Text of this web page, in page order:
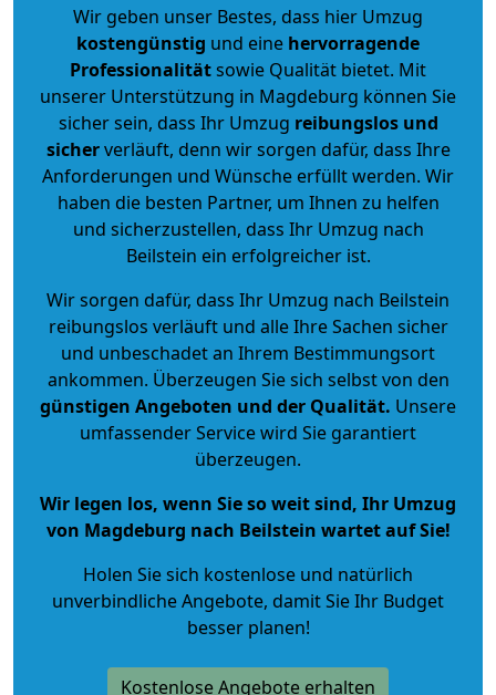
Wir geben unser Bestes, dass hier Umzug
kostengünstig und eine hervorragende
Professionalitätsowie Qualität bietet. Mit
unserer Unterstützung in Magdeburg können Sie
sicher sein, dass Ihr Umzug reibungslos und
sicherverläuft, denn wir sorgen dafür, dass Ihre
Anforderungen und Wünsche erfüllt werden. Wir
haben die besten Partner, um Ihnen zu helfen
und sicherzustellen, dass Ihr Umzug nach
Beilstein ein erfolgreicher ist.
Wir sorgen dafür, dass Ihr Umzug nach Beilstein
reibungslos verläuft und alle Ihre Sachen sicher
und unbeschadet an Ihrem Bestimmungsort
ankommen. Überzeugen Sie sich selbst von den
günstigen Angeboten und der Qualität. Unsere
umfassender Service wird Sie garantiert
überzeugen.
Wir legen los, wenn Sie so weit sind, Ihr Umzug
von Magdeburg nach Beilstein wartet auf Sie!
Holen Sie sich kostenlose und natürlich
unverbindliche Angebote, damit Sie Ihr Budget
besser planen!
Kostenlose Angebote erhalten